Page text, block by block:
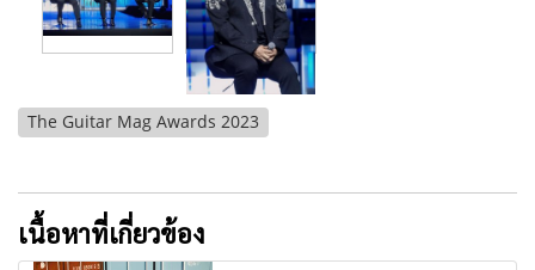
The Guitar Mag Awards 2023
เนื้อหาที่เกี่ยวข้อง